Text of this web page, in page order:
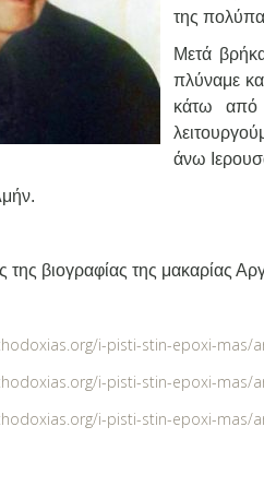
της
Μετά
πλύναμε
κάτω από
άνω
της βιογραφίας της μακαρίας
i-pisti-stin-epoxi-mas/
i-pisti-stin-epoxi-mas/
i-pisti-stin-epoxi-mas/